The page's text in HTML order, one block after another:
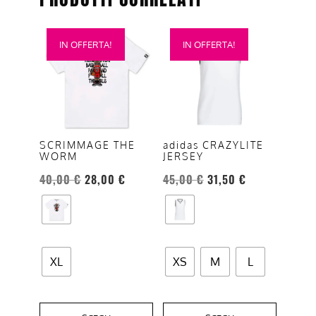
IN OFFERTA!
SCRIMMAGE THE
WORM
40,00€ 28,00 €
XL
Questo
prodotto
ha
opzioni
possono
essere
scelte
nella
del
prodotto
IN OFFERTA!
adidas CRAZYLITE
JERSEY
45,00€ 31,50 €
XS M L
Questo
prodotto
varianti.
opzioni
possono
essere
scelte
del
prodotto